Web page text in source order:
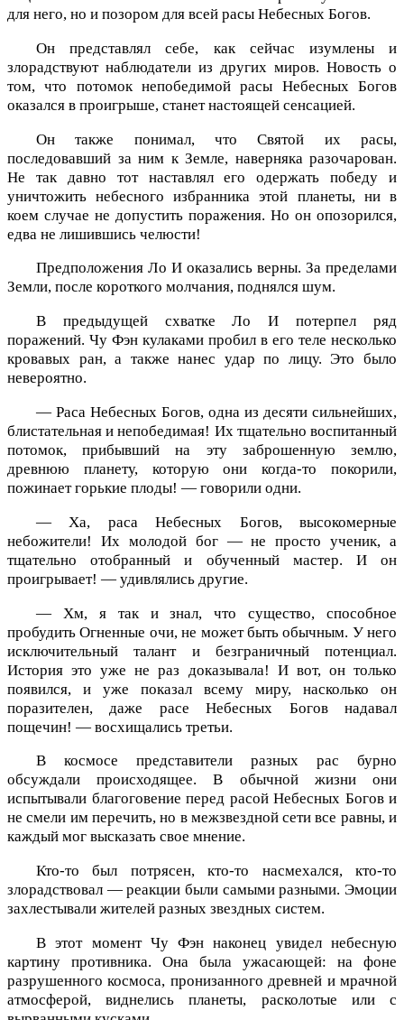
для него, но и позором для всей расы Небесных Богов.
Он представлял себе, как сейчас изумлены и
злорадствуют наблюдатели из других миров. Новость о
том, что потомок непобедимой расы Небесных Богов
оказался в проигрыше, станет настоящей сенсацией.
Он также понимал, что Святой их расы,
последовавший за ним к Земле, наверняка разочарован.
Не так давно тот наставлял его одержать победу и
уничтожить небесного избранника этой планеты, ни в
коем случае не допустить поражения. Но он опозорился,
едва не лишившись челюсти!
Предположения Ло И оказались верны. За пределами
Земли, после короткого молчания, поднялся шум.
В предыдущей схватке Ло И потерпел ряд
поражений. Чу Фэн кулаками пробил в его теле несколько
кровавых ран, а также нанес удар по лицу. Это было
невероятно.
— Раса Небесных Богов, одна из десяти сильнейших,
блистательная и непобедимая! Их тщательно воспитанный
потомок, прибывший на эту заброшенную землю,
древнюю планету, которую они когда-то покорили,
пожинает горькие плоды! — говорили одни.
— Ха, раса Небесных Богов, высокомерные
небожители! Их молодой бог — не просто ученик, а
тщательно отобранный и обученный мастер. И он
проигрывает! — удивлялись другие.
— Хм, я так и знал, что существо, способное
пробудить Огненные очи, не может быть обычным. У него
исключительный талант и безграничный потенциал.
История это уже не раз доказывала! И вот, он только
появился, и уже показал всему миру, насколько он
поразителен, даже расе Небесных Богов надавал
пощечин! — восхищались третьи.
В космосе представители разных рас бурно
обсуждали происходящее. В обычной жизни они
испытывали благоговение перед расой Небесных Богов и
не смели им перечить, но в межзвездной сети все равны, и
каждый мог высказать свое мнение.
Кто-то был потрясен, кто-то насмехался, кто-то
злорадствовал — реакции были самыми разными. Эмоции
захлестывали жителей разных звездных систем.
В этот момент Чу Фэн наконец увидел небесную
картину противника. Она была ужасающей: на фоне
разрушенного космоса, пронизанного древней и мрачной
атмосферой, виднелись планеты, расколотые или с